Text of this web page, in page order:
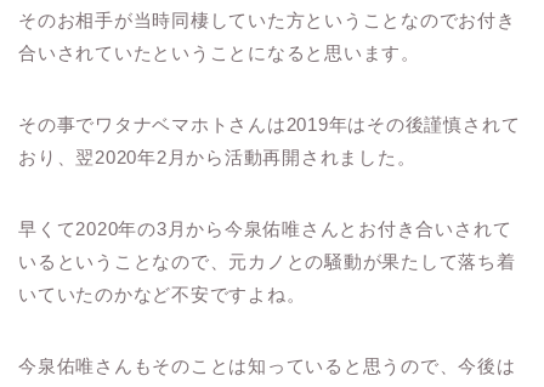
そのお相手が当時同棲していた方ということなのでお付き
合いされていたということになると思います。
その事でワタナベマホトさんは2019年はその後謹慎されて
おり、翌2020年2月から活動再開されました。
早くて2020年の3月から今泉佑唯さんとお付き合いされて
いるということなので、元カノとの騒動が果たして落ち着
いていたのかなど不安ですよね。
今泉佑唯さんもそのことは知っていると思うので、今後は